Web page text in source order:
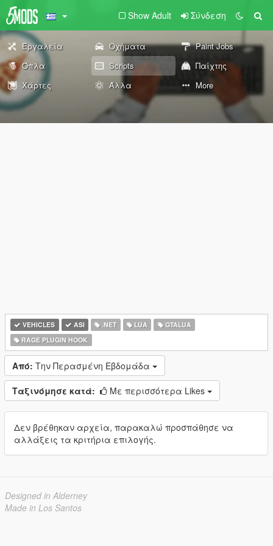
Show Adult Σύνδεση
Εργαλεία Οχήματα
Paint Jobs
Όπλα
Scripts
Παίχτης
Χάρτες
Άλλα More
VEHICLES ASI .NET LUA
GTALUA
RAGE PLUGIN HOOK
Από: Την Περασμένη Εβδομάδα
Ταξινόμησε κατά: Με περισσότερα Likes
Δεν βρέθηκαν αρχεία, παρακαλώ προσπάθησε να
αλλάξεις τα κριτήρια επιλογής.
Designed in Alderney
Made in Los Santos